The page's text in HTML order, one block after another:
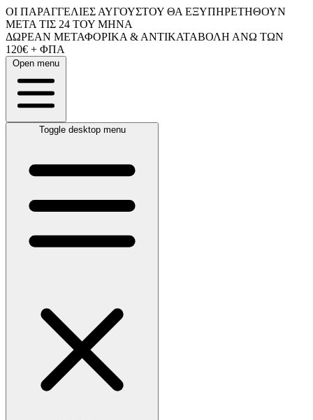
ΟΙ ΠΑΡΑΓΓΕΛΙΕΣ ΑΥΓΟΥΣΤΟΥ ΘΑ ΕΞΥΠΗΡΕΤΗΘΟΥΝ
ΜΕΤΑ ΤΙΣ 24 ΤΟΥ ΜΗΝΑ
ΔΩΡΕΑΝ ΜΕΤΑΦΟΡΙΚΑ & ΑΝΤΙΚΑΤΑΒΟΛΗ ΑΝΩ ΤΩΝ
120€ + ΦΠΑ
Open menu
Toggle desktop menu